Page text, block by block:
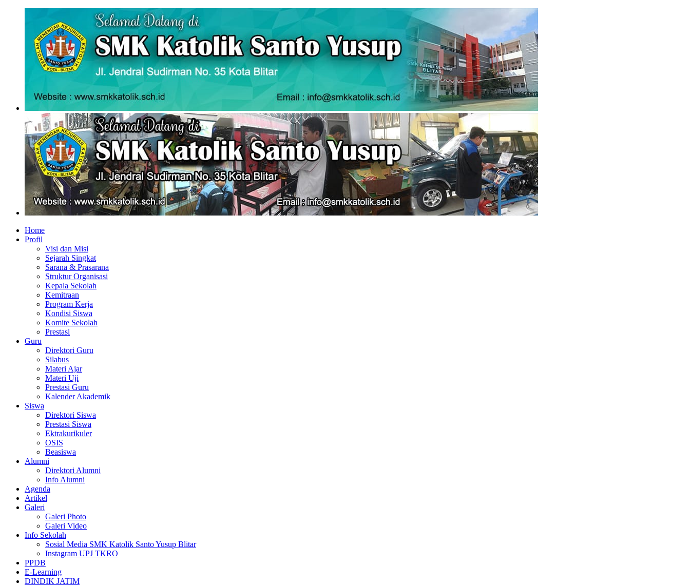
Home
Profil
Visi dan Misi
Sejarah Singkat
Sarana & Prasarana
Struktur Organisasi
Kepala Sekolah
Kemitraan
Program Kerja
Kondisi Siswa
Komite Sekolah
Prestasi
Guru
Direktori Guru
Silabus
Materi Ajar
Materi Uji
Prestasi Guru
Kalender Akademik
Siswa
Direktori Siswa
Prestasi Siswa
Ektrakurikuler
OSIS
Beasiswa
Alumni
Direktori Alumni
Info Alumni
Agenda
Artikel
Galeri
Galeri Photo
Galeri Video
Info Sekolah
Sosial Media SMK Katolik Santo Yusup Blitar
Instagram UPJ TKRO
PPDB
E-Learning
DINDIK JATIM